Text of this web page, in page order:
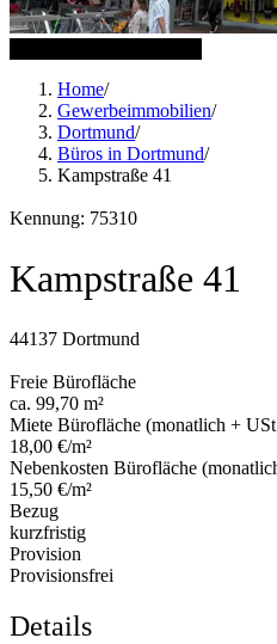
Home/
Gewerbeimmobilien/
Dortmund/
Büros in Dortmund/
Kampstraße 41
Kennung: 75310
Kampstraße 41
44137 Dortmund
Freie Bürofläche
ca. 99,70 m²
Miete Bürofläche (monatlich +
18,00 €/m²
Nebenkosten Bürofläche
15,50 €/m²
Bezug
kurzfristig
Provision
Provisionsfrei
Details